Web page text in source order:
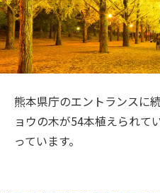
旅のお役立ち情報
熊本県庁のエントランスに
ョウの木が54本植えられて
っています。